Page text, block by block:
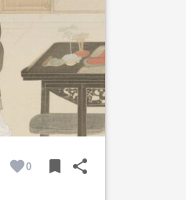
0 bookmarkBOOKMARK
shareSHARE